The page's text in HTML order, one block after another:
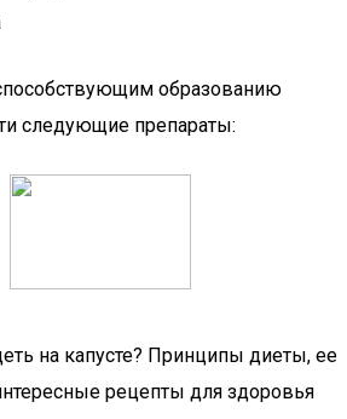
образованию
следующие препараты:
на капусте? Принципы диеты, ее
рецепты для здоровья